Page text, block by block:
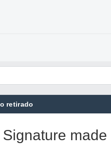
retirado